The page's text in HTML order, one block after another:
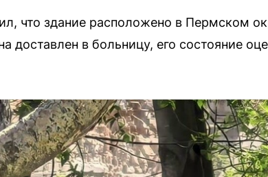
что здание расположено в Пермском
в больницу, его состояние